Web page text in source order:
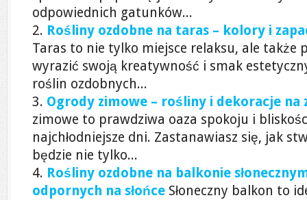
odpowiednich gatunków...
Rośliny ozdobne na taras – kolory i
Taras to nie tylko miejsce relaksu, ale także
wyrazić swoją kreatywność i smak
roślin ozdobnych...
Ogrody zimowe – rośliny i dekoracje na
zimowe to prawdziwa oaza spokoju i
najchłodniejsze dni. Zastanawiasz się, jak
będzie nie tylko...
Rośliny ozdobne na balkonie
odpornych na słońce Słoneczny balkon to